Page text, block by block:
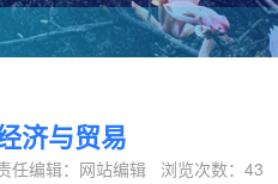
济与贸易
编辑：网站编辑 浏览次数： 43